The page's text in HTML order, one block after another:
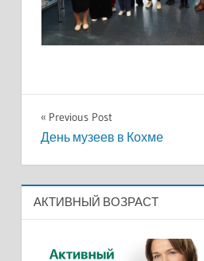
Навигация
по
записям
Previous Post
День музеев в Кохме
АКТИВНЫЙ ВОЗРАСТ